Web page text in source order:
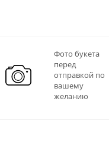
Фото букета
перед
отправкой по
вашему
желанию